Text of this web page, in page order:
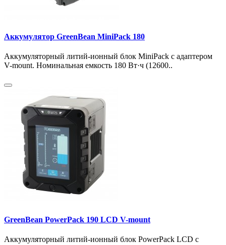
Аккумулятор GreenBean MiniPack 180
Аккумуляторный литий-ионный блок MiniPack с адаптером
V-mount. Номинальная емкость 180 Вт·ч (12600..
GreenBean PowerPack 190 LCD V-mount
Аккумуляторный литий-ионный блок PowerPack LCD с